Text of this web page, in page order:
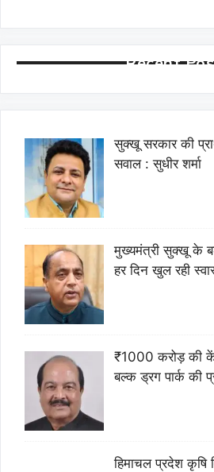
Recent
सुक्खू सरकार की
सवाल : सुधीर शर्मा
मुख्यमंत्री सुक्खू के
हर दिन खुल रही
₹1000 करोड़ की
बल्क ड्रग पार्क की
हिमाचल प्रदेश कृषि